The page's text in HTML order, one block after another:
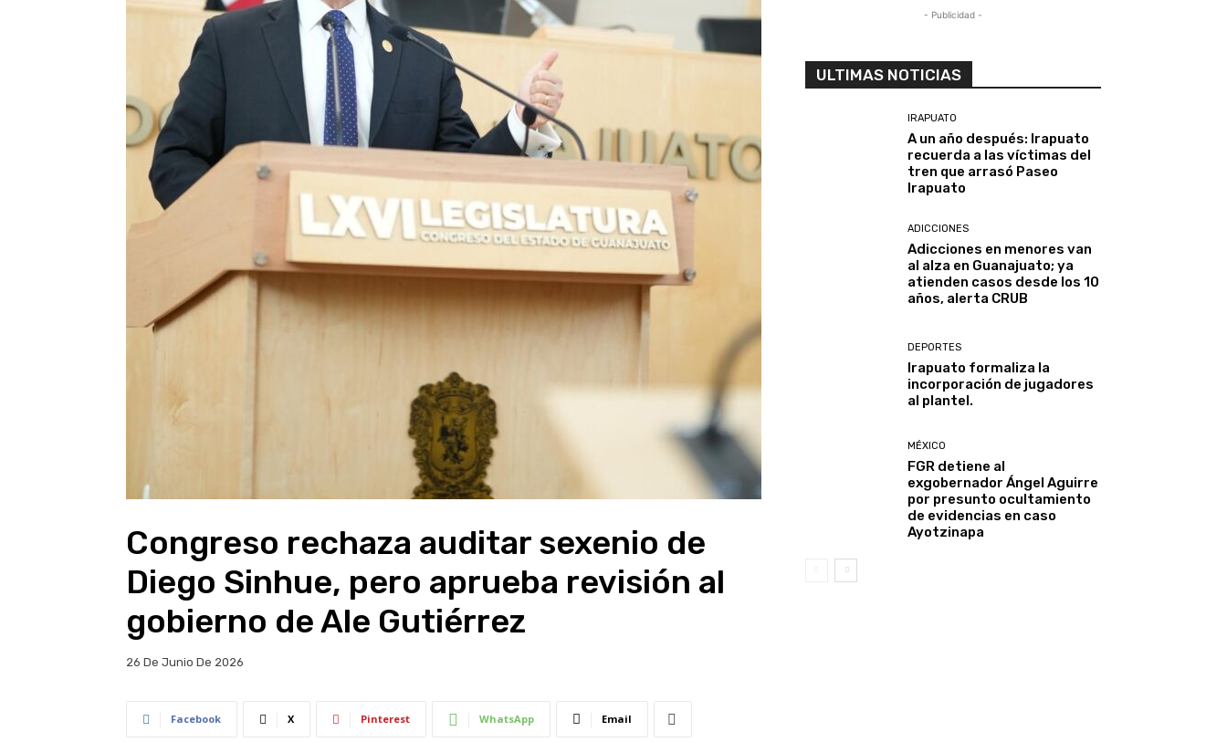
Congreso rechaza auditar sexenio de
Diego Sinhue, pero aprueba revisión al
gobierno de Ale Gutiérrez
26 De Junio De 2026
Facebook X Pinterest WhatsApp Email
- Publicidad -
ULTIMAS NOTICIAS
IRAPUATO
A un año después: Irapuato
recuerda a las víctimas del
tren que arrasó Paseo
Irapuato
ADICCIONES
Adicciones en menores van
al alza en Guanajuato; ya
atienden casos desde los 10
años, alerta CRUB
DEPORTES
Irapuato formaliza la
incorporación de jugadores
al plantel.
MÉXICO
FGR detiene al
exgobernador Ángel Aguirre
por presunto ocultamiento
de evidencias en caso
Ayotzinapa